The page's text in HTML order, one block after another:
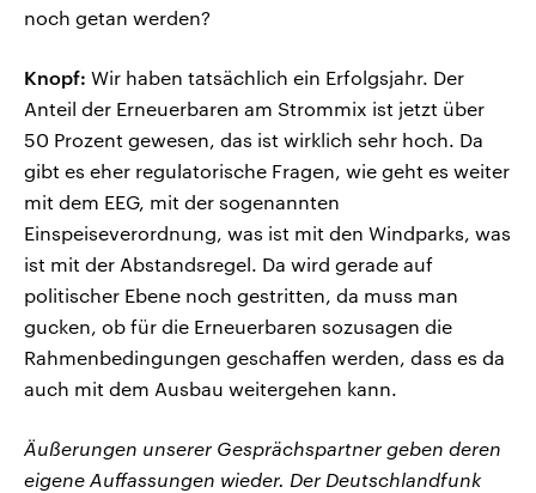
noch getan werden?
Knopf: Wir haben tatsächlich ein Erfolgsjahr. Der
Anteil der Erneuerbaren am Strommix ist jetzt über
50 Prozent gewesen, das ist wirklich sehr hoch. Da
gibt es eher regulatorische Fragen, wie geht es weiter
mit dem EEG, mit der sogenannten
Einspeiseverordnung, was ist mit den Windparks, was
ist mit der Abstandsregel. Da wird gerade auf
politischer Ebene noch gestritten, da muss man
gucken, ob für die Erneuerbaren sozusagen die
Rahmenbedingungen geschaffen werden, dass es da
auch mit dem Ausbau weitergehen kann.
Äußerungen unserer Gesprächspartner geben deren
eigene Auffassungen wieder. Der Deutschlandfunk